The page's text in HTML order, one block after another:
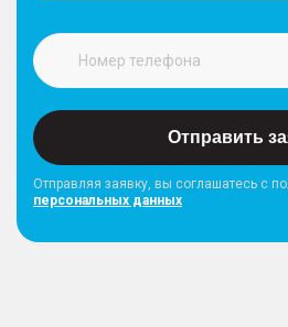
Отправить
Отправляя заявку, вы соглашатесь с
персональных данных